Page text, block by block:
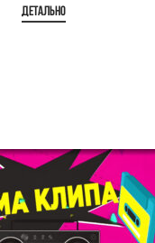
Детально